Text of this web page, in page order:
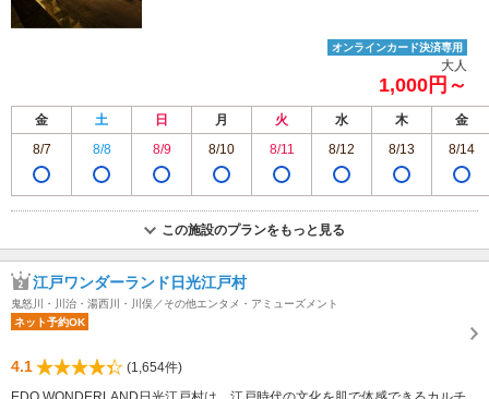
オンラインカード決済専用
大人
1,000円～
金 土 日 月 火 水 木
金
8/7
8/8 8/9 8/10 8/11 8/12 8/13 8/14
この施設のプランをもっと見る
江戸ワンダーランド日光江戸村
鬼怒川・川治・湯西川・川俣／その他エンタメ・アミューズメント
ネット予約OK
4.1
(1,654件)